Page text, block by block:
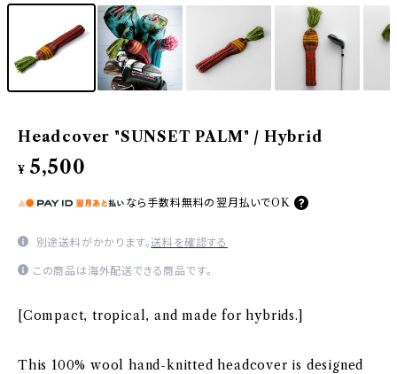
Headcover "SUNSET PALM" / Hybrid
¥ 5,500
なら 手数料無料の 翌月払いでOK
別途送料がかかります。送料を確認する
この商品は海外配送できる商品です。
[Compact, tropical, and made for hybrids.]
This 100% wool hand-knitted headcover is designed